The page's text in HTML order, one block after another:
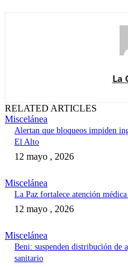
La
RELATED ARTICLES
Miscelánea
Alertan que bloqueos impiden
El Alto
12 mayo , 2026
Miscelánea
La Paz fortalece atención
12 mayo , 2026
Miscelánea
Beni: suspenden distribución de
sanitario